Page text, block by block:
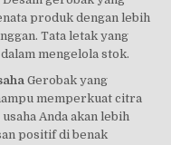
produk dengan lebih
Tata letak yang
mengelola stok.
Gerobak yang
memperkuat citra
Anda akan lebih
positif di benak